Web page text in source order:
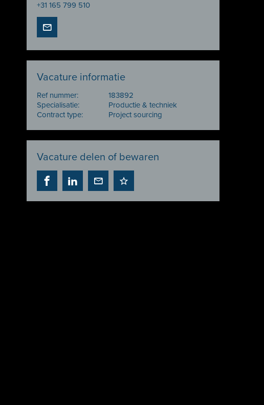
+31 165 799 510
Vacature informatie
Ref nummer:
183892
Specialisatie:
Productie & techniek
Contract type:
Project sourcing
Vacature delen of bewaren